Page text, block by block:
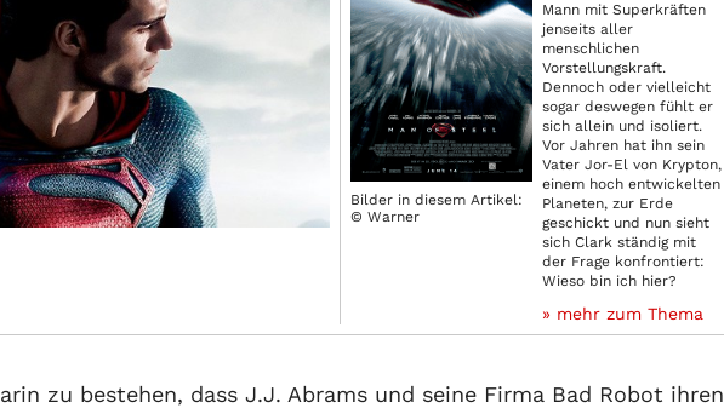
Bilder in diesem Artikel:
© Warner
Mann mit Superkräften
jenseits aller
menschlichen
Vorstellungskraft.
Dennoch oder vielleicht
sogar deswegen fühlt er
sich allein und isoliert.
Vor Jahren hat ihn sein
Vater Jor-El von Krypton,
einem hoch entwickelten
Planeten, zur Erde
geschickt und nun sieht
sich Clark ständig mit
der Frage konfrontiert:
Wieso bin ich hier?
» mehr zum Thema
zu bestehen, dass J.J. Abrams und seine Firma Bad Robot ihren